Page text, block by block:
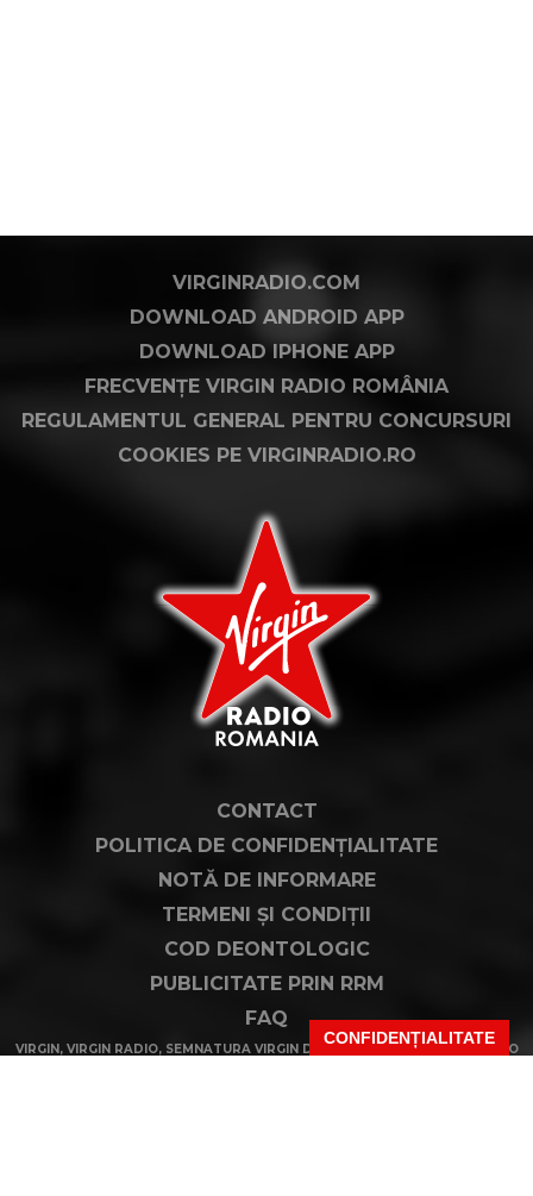
CONFIDENȚIALITATE
VIRGINRADIO.COM
DOWNLOAD ANDROID APP
DOWNLOAD IPHONE APP
FRECVENȚE VIRGIN RADIO ROMÂNIA
REGULAMENTUL GENERAL PENTRU CONCURSURI
COOKIES PE VIRGINRADIO.RO
CONTACT
POLITICA DE CONFIDENȚIALITATE
NOTĂ DE INFORMARE
TERMENI ȘI CONDIȚII
COD DEONTOLOGIC
PUBLICITATE PRIN RRM
FAQ
VIRGIN, VIRGIN RADIO, SEMNATURA VIRGIN DIN LOGO ȘI LOGO VIRGIN RADIO